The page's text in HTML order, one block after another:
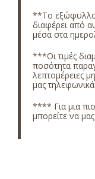
**Το εξώφυλλο
διαφέρει από
μέσα στα
***Οι τιμές
ποσότητα
λεπτομέρειες
μας
**** Για μια
μπορείτε να